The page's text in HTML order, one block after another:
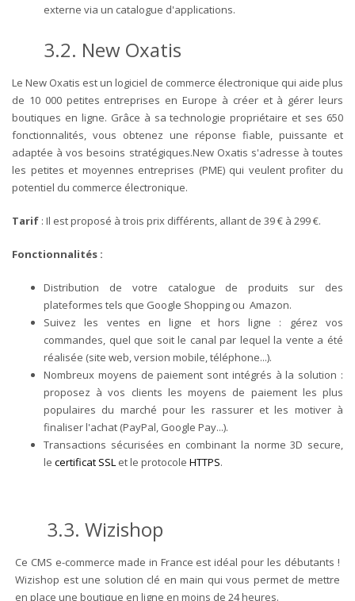
externe via un catalogue d'applications.
3.2. New Oxatis
Le New Oxatis est un logiciel de commerce électronique qui aide plus
de 10 000 petites entreprises en Europe à créer et à gérer leurs
boutiques en ligne. Grâce à sa technologie propriétaire et ses 650
fonctionnalités, vous obtenez une réponse fiable, puissante et
adaptée à vos besoins stratégiques.New Oxatis s'adresse à toutes
les petites et moyennes entreprises (PME) qui veulent profiter du
potentiel du commerce électronique.
Tarif : Il est proposé à trois prix différents, allant de 39 € à 299 €.
Fonctionnalités :
Distribution de votre catalogue de produits sur des
plateformes tels que Google Shopping ou Amazon.
Suivez les ventes en ligne et hors ligne : gérez vos
commandes, quel que soit le canal par lequel la vente a été
réalisée (site web, version mobile, téléphone...).
Nombreux moyens de paiement sont intégrés à la solution :
proposez à vos clients les moyens de paiement les plus
populaires du marché pour les rassurer et les motiver à
finaliser l'achat (PayPal, Google Pay...).
Transactions sécurisées en combinant la norme 3D secure,
le certificat SSL et le protocole HTTPS.
3.3. Wizishop
Ce CMS e-commerce made in France est idéal pour les débutants !
Wizishop est une solution clé en main qui vous permet de mettre
en place une boutique en ligne en moins de 24 heures.